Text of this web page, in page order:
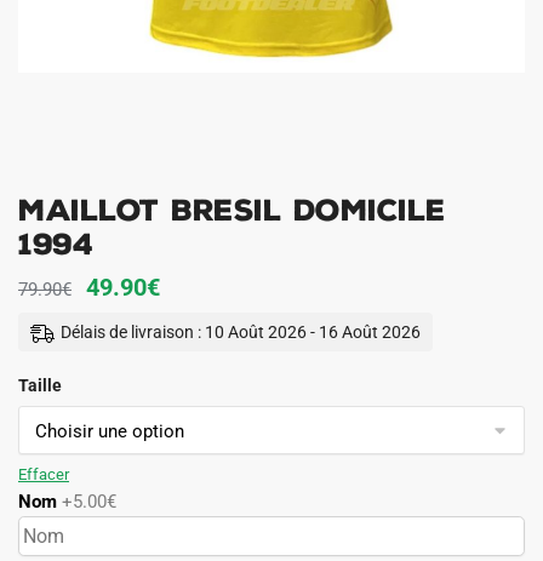
Maillot Bresil Domicile
1994
79.90€
Le
prix
79.90€.
49.90€Le
prix
49.90€.
Délais de livraison : 10 Août 2026 - 16 Août 2026
Taille
Effacer
Nom +5.00€